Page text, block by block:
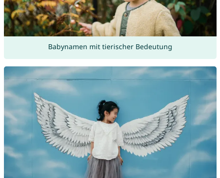
Babynamen mit tierischer Bedeutung